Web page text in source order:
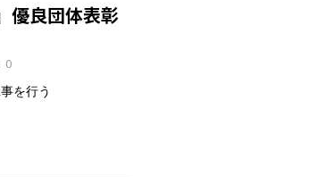
優良団体表彰
0
を行う